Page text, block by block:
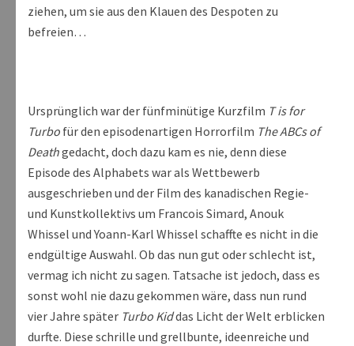
ziehen, um sie aus den Klauen des Despoten zu
befreien…
Ursprünglich war der fünfminütige Kurzfilm T is for
Turbo für den episodenartigen Horrorfilm The ABCs of
Deathgedacht, doch dazu kam es nie, denn diese
Episode des Alphabets war als Wettbewerb
ausgeschrieben und der Film des kanadischen Regie-
und Kunstkollektivs um Francois Simard, Anouk
Whissel und Yoann-Karl Whissel schaffte es nicht in die
endgültige Auswahl. Ob das nun gut oder schlecht ist,
vermag ich nicht zu sagen. Tatsache ist jedoch, dass es
sonst wohl nie dazu gekommen wäre, dass nun rund
vier Jahre später Turbo Kiddas Licht der Welt erblicken
durfte. Diese schrille und grellbunte, ideenreiche und